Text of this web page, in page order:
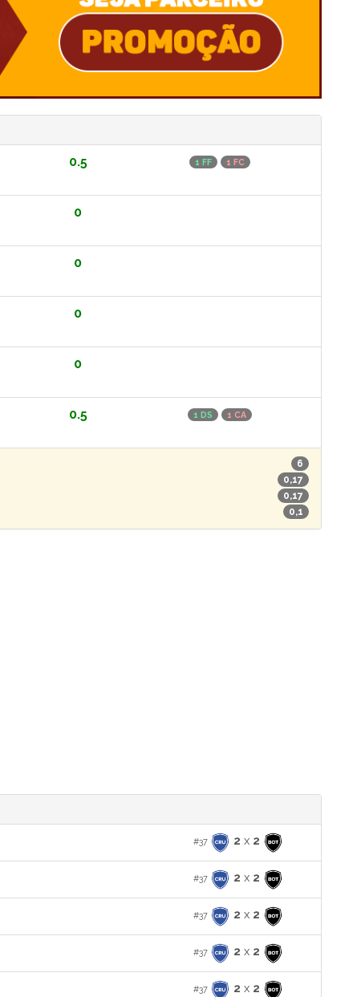
0.5 1 FF 1 FC
0
0
0
0
0.5 1 DS 1 CA
6
0,17
0,17
0,1
#37 2 x 2
#37 2 x 2
#37 2 x 2
#37 2 x 2
#37 2 x 2